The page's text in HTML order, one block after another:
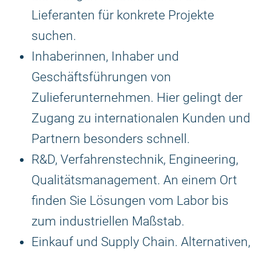
Lieferanten für konkrete Projekte
suchen.
Inhaberinnen, Inhaber und
Geschäftsführungen von
Zulieferunternehmen. Hier gelingt der
Zugang zu internationalen Kunden und
Partnern besonders schnell.
R&D, Verfahrenstechnik, Engineering,
Qualitätsmanagement. An einem Ort
finden Sie Lösungen vom Labor bis
zum industriellen Maßstab.
Einkauf und Supply Chain. Alternativen,